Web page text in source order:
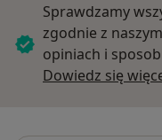
Sprawdzamy
zgodnie z
opiniach i
Dowiedz się